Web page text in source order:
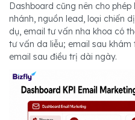
Dashboard cũng nên cho
nhánh, nguồn lead, loại chiến
dụ, email tư vấn nha khoa có
tư vấn da liễu; email sau
email sau điều trị dài ngày.